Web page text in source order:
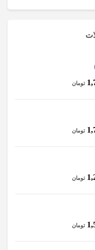
تومان
تومان
تومان
تومان